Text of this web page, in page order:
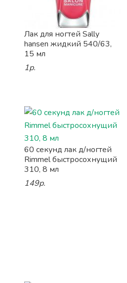
Лак для ногтей Sally
hansen жидкий 540/63,
15 мл
1р.
60 секунд лак д/ногтей
Rimmel быстросохнущий
310, 8 мл
149р.